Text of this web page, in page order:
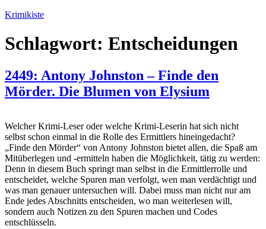
Zum
springen
Krimikiste
Schlagwort: Entscheidungen
2449: Antony Johnston – Finde den
Mörder. Die Blumen von Elysium
Welcher Krimi-Leser oder welche Krimi-Leserin hat sich nicht
selbst schon einmal in die Rolle des Ermittlers hineingedacht?
„Finde den Mörder“ von Antony Johnston bietet allen, die Spaß am
Mitüberlegen und -ermitteln haben die Möglichkeit, tätig zu werden:
Denn in diesem Buch springt man selbst in die Ermittlerrolle und
entscheidet, welche Spuren man verfolgt, wen man verdächtigt und
was man genauer untersuchen will. Dabei muss man nicht nur am
Ende jedes Abschnitts entscheiden, wo man weiterlesen will,
sondern auch Notizen zu den Spuren machen und Codes
entschlüsseln.